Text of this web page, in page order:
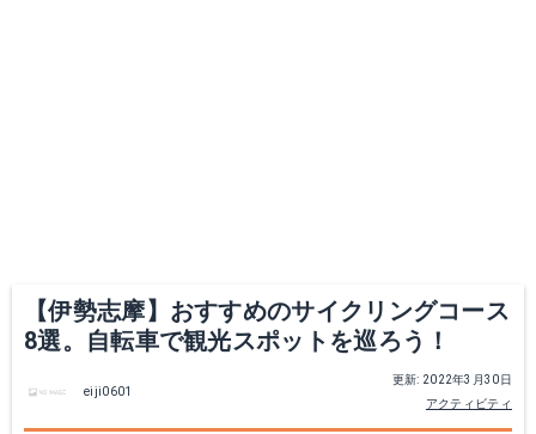
【伊勢志摩】おすすめのサイクリングコース
8選。自転車で観光スポットを巡ろう！
更新: 2022年3月30日
アクティビティ
eiji0601